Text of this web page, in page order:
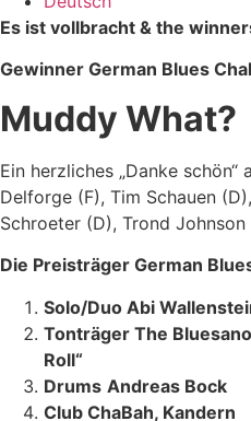
Es ist vollbracht & the
Gewinner German Blues
Muddy What?
Ein herzliches „Danke schön“
Delforge (F), Tim Schauen
Schroeter (D), Trond
Die Preisträger German
Solo/Duo Abi
Tonträger The
Roll“
Drums Andreas Bock
Club ChaBah, Kandern